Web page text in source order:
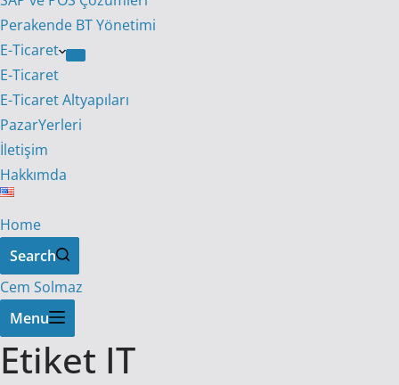
Perakende BT Yönetimi
E-Ticaret
E-Ticaret
E-Ticaret Altyapıları
PazarYerleri
İletişim
Hakkımda
Home
Search
Cem Solmaz
Menu
Etiket IT